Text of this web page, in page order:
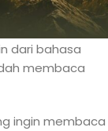
selain dilengkapi
standar
dari bahasa
membaca
ingin membaca